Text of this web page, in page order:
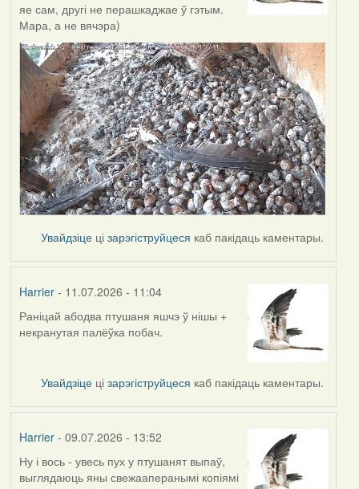
яе сам, другі не перашкаджае ў гэтым.
Мара, а не вячэра)
Увайдзіце цізарэгіструйцеся каб пакідаць каментары.
Harrier- 11.07.2026 - 11:04
Раніцай абодва птушаня яшчэ ў нішы +
некранутая палёўка побач.
Увайдзіце цізарэгіструйцеся каб пакідаць каментары.
Harrier- 09.07.2026 - 13:52
Ну і вось - увесь пух у птушанят выпаў,
выглядаюць яны свежааперанымі копіямі